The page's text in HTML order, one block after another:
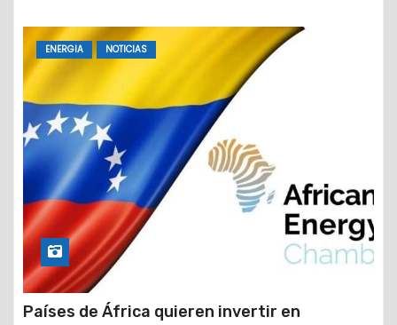
ENERGIA NOTICIAS
Países de África quieren invertir en